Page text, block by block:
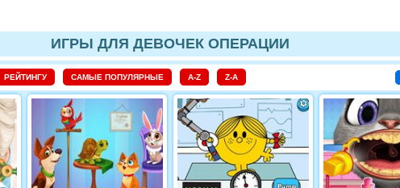
ИГРЫ ДЛЯ ДЕВОЧЕК ОПЕРАЦИИ
РЕЙТИНГУ САМЫЕ ПОПУЛЯРНЫЕ A-Z Z-A